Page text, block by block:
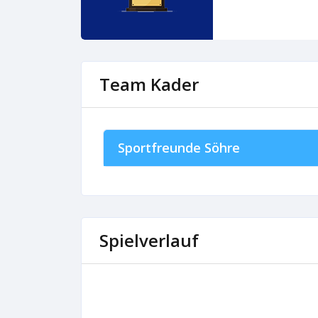
Team Kader
Sportfreunde Söhre
Spielverlauf